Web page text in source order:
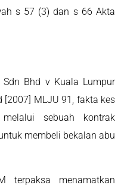
s 57 (3) dan s 66 Akta
Bhd v Kuala Lumpur
[2007] MLJU 91, fakta kes
sebuah kontrak
membeli bekalan abu
terpaksa menamatkan